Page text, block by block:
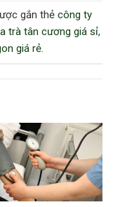
gắn thẻ công ty
trà tân cương giá sỉ,
giá rẻ.